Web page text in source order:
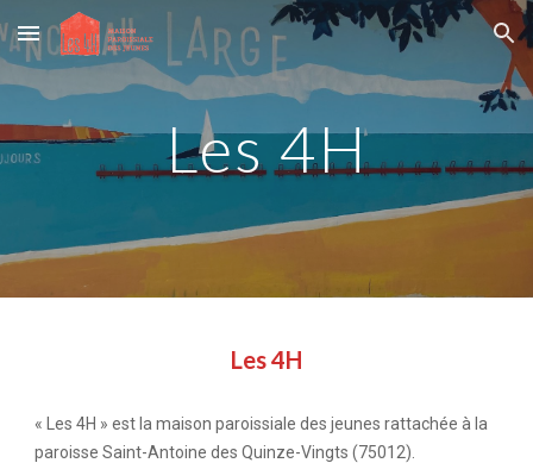
Skip to main content Skip to navigation
Les 4H
Les 4H
« Les 4H » est la maison paroissiale des jeunes rattachée à la
paroisse Saint-Antoine des Quinze-Vingts (75012).